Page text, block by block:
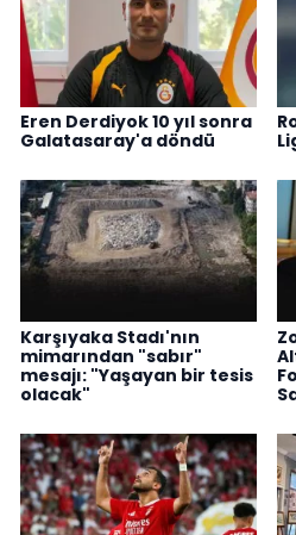
Eren Derdiyok 10 yıl sonra
Galatasaray'a döndü
Karşıyaka Stadı'nın
mimarından "sabır"
mesajı: "Yaşayan bir tesis
olacak"